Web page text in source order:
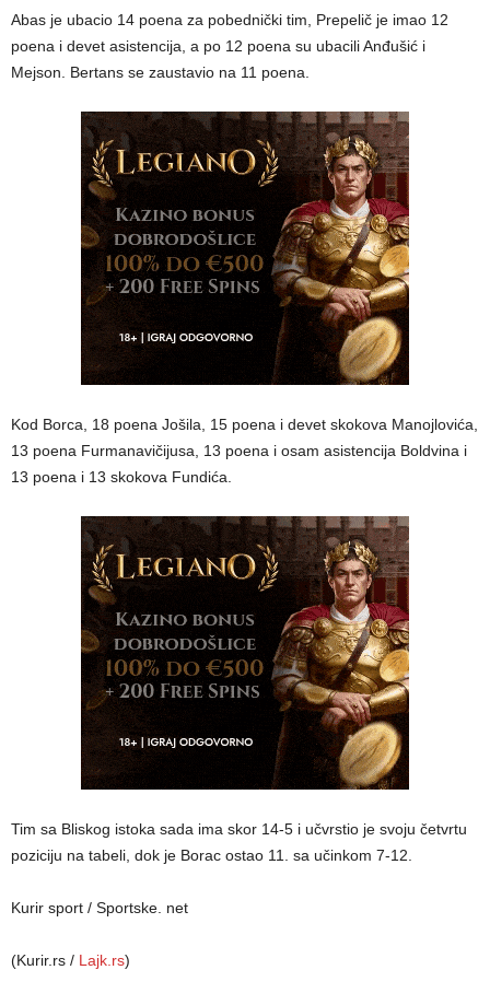
Abas je ubacio 14 poena za pobednički tim, Prepelič je imao 12
poena i devet asistencija, a po 12 poena su ubacili Anđušić i
Mejson. Bertans se zaustavio na 11 poena.
Kod Borca, 18 poena Jošila, 15 poena i devet skokova Manojlovića,
13 poena Furmanavičijusa, 13 poena i osam asistencija Boldvina i
13 poena i 13 skokova Fundića.
Tim sa Bliskog istoka sada ima skor 14-5 i učvrstio je svoju četvrtu
poziciju na tabeli, dok je Borac ostao 11. sa učinkom 7-12.
Kurir sport / Sportske. net
(Kurir.rs / Lajk.rs)